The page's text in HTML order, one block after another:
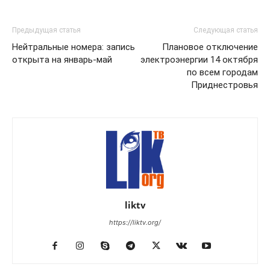
Предыдущая статья
Нейтральные номера: запись
открыта на январь-май
Следующая статья
Плановое отключение
электроэнергии 14 октября
по всем городам
Приднестровья
liktv
https://liktv.org/